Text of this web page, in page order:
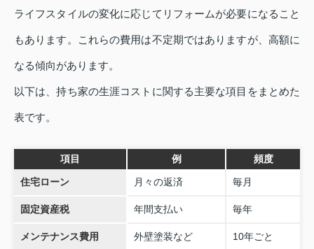
ライフスタイルの変化に応じてリフォームが必要になること
もあります。これらの費用は不定期ではありますが、高額に
なる傾向があります。
以下は、持ち家の生涯コストに関する主要な項目をまとめた
表です。
項目 例 頻度
住宅ローン 月々の返済 毎月
固定資産税 年間支払い 毎年
メンテナンス費用 外壁塗装など 10年ごと